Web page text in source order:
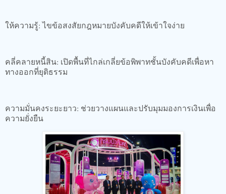
ให้ความรู้: ไขข้อสงสัยกฎหมายบังคับคดีให้เข้าใจง่าย
คลี่คลายหนี้สิน: เปิดพื้นที่ไกล่เกลี่ยข้อพิพาทชั้นบังคับคดีเพื่อหา
ทางออกที่ยุติธรรม
ความมั่นคงระยะยาว: ช่วยวางแผนและปรับมุมมองการเงินเพื่อ
ความยั่งยืน